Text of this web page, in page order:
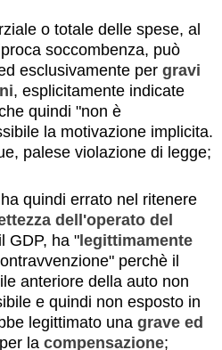
o totale delle spese, al
soccombenza, può
esclusivamente per gravi
, esplicitamente indicate
quindi "non è
la motivazione implicita.
palese violazione di legge;
quindi errato nel ritenere
dell'operato del
GDP, ha "legittimamente
perchè il
anteriore della auto non
e quindi non esposto in
legittimato unagrave ed
lacompensazione;